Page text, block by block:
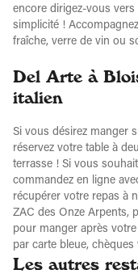
encore dirigez-vous
simplicité !
fraîche, verre de vin ou
Del Arte à
italien
Si vous désirez manger
réservez votre table à
terrasse ! Si vous
commandez en ligne
récupérer votre repas à
ZAC des Onze Arpents,
pour manger après
par carte bleue,
Les autres